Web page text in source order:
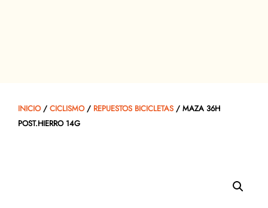
INICIO/ CICLISMO/ REPUESTOS BICICLETAS / MAZA 36H
POST.HIERRO 14G